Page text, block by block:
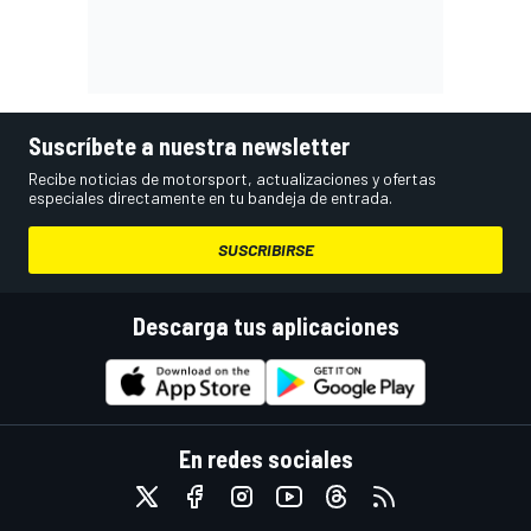
Suscríbete a nuestra newsletter
Recibe noticias de motorsport, actualizaciones y ofertas
especiales directamente en tu bandeja de entrada.
SUSCRIBIRSE
Descarga tus aplicaciones
En redes sociales